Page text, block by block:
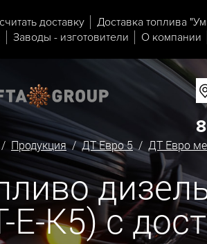
доставку Доставка топлива
Заводы - изготовители О компании
/ Продукция/ДТ Евро 5/ ДТ Евро
Е-К5) с